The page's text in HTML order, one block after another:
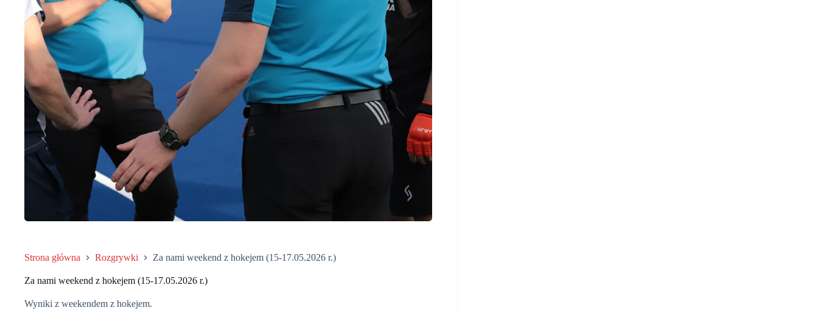
Strona główna Rozgrywki Za nami weekend z hokejem (15-17.05.2026 r.)
Za nami weekend z hokejem (15-17.05.2026 r.)
Wyniki z weekendem z hokejem.